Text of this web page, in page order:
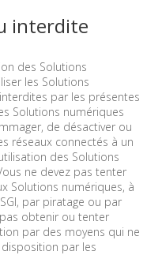
interdite
des Solutions
les Solutions
par les présentes
Solutions numériques
de désactiver ou
réseaux connectés à un
des Solutions
ne devez pas tenter
Solutions numériques, à
par piratage ou par
obtenir ou tenter
par des moyens qui ne
par les